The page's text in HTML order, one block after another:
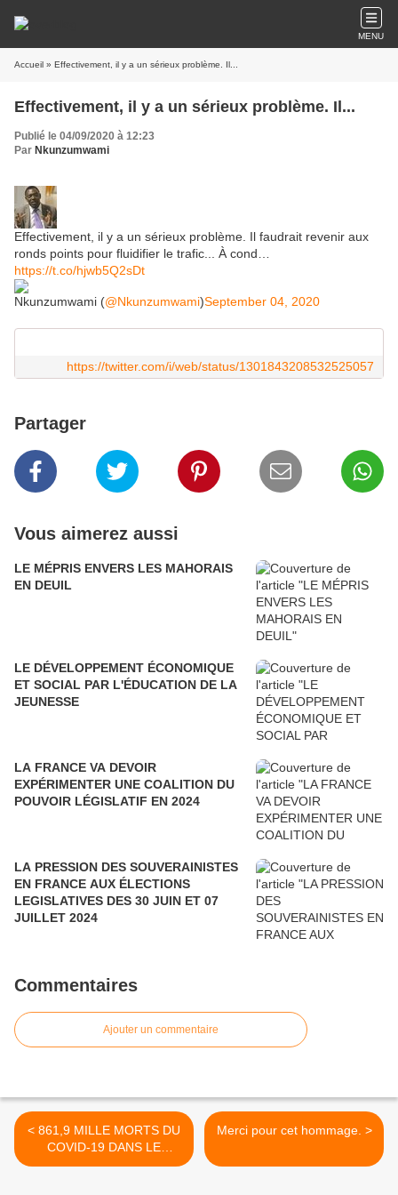
MENU
Accueil » Effectivement, il y a un sérieux problème. Il...
Effectivement, il y a un sérieux problème. Il...
Publié le 04/09/2020 à 12:23
Par Nkunzumwami
Effectivement, il y a un sérieux problème. Il faudrait revenir aux
ronds points pour fluidifier le trafic... À cond…
https://t.co/hjwb5Q2sDt
Nkunzumwami (@Nkunzumwami)September 04, 2020
https://twitter.com/i/web/status/1301843208532525057
Partager
Vous aimerez aussi
LE MÉPRIS ENVERS LES MAHORAIS
EN DEUIL
LE DÉVELOPPEMENT ÉCONOMIQUE
ET SOCIAL PAR L'ÉDUCATION DE LA
JEUNESSE
LA FRANCE VA DEVOIR
EXPÉRIMENTER UNE COALITION DU
POUVOIR LÉGISLATIF EN 2024
LA PRESSION DES SOUVERAINISTES
EN FRANCE AUX ÉLECTIONS
LEGISLATIVES DES 30 JUIN ET 07
JUILLET 2024
Commentaires
Ajouter un commentaire
< 861,9 MILLE MORTS DU
COVID-19 DANS LE
MONDE, 25,93 MILLIONS
Merci pour cet hommage. >